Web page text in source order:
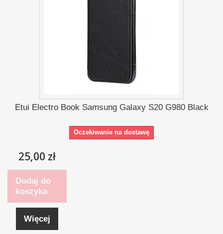
Etui Electro Book Samsung Galaxy S20 G980 Black
Oczekiwanie na dostawę
25,00 zł
Dodaj do
koszyka
Więcej